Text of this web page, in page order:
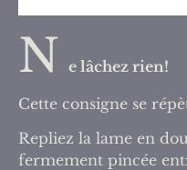
N e lâchez rien!
Cette consigne se
Repliez la lame en
fermement pincée